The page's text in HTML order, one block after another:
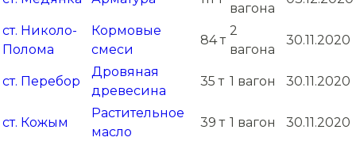
вагона
ст. Николо-
Полома
Кормовые
смеси
84 т
2
вагона
30.11.2020
ст. Перебор
Дровяная
древесина
35 т 1 вагон 30.11.2020
ст. Кожым
Растительное
масло
39 т 1 вагон 30.11.2020